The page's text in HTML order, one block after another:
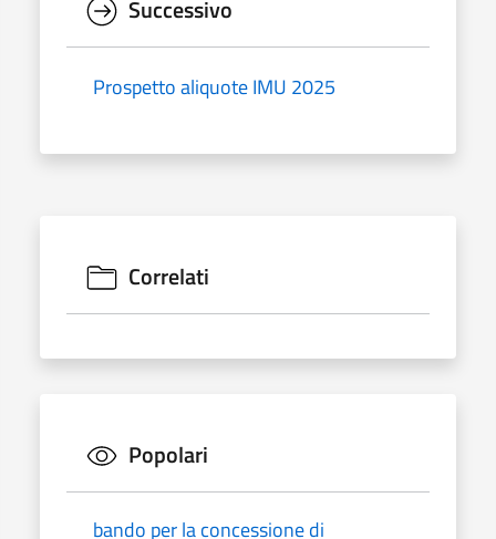
Successivo
Prospetto aliquote IMU 2025
Correlati
Popolari
bando per la concessione di